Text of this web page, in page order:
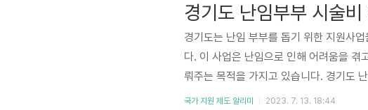
험..
경기도 난임부부 시술
경기도는 난임 부부를 돕기 위한 지원사
다. 이 사업은 난임으로 인해 어려움을 겪
뤄주는 목적을 가지고 있습니다. 경기도
어주며, 임신과 출산을 통해 가정을 형성
국가 지원 제도 알리미 2023. 7. 13. 18:44